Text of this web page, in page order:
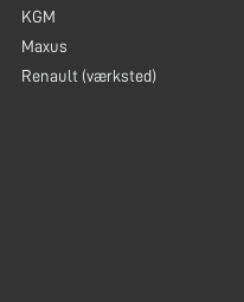
KGM
Maxus
Renault (værksted)